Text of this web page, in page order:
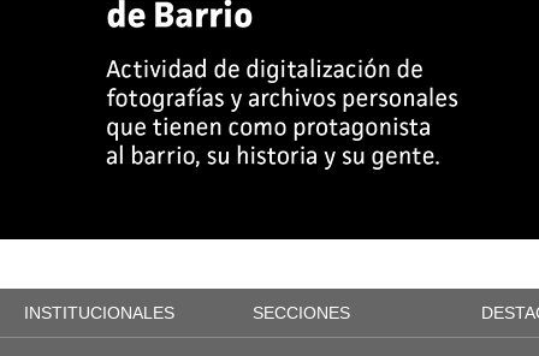
INSTITUCIONALES SECCIONES